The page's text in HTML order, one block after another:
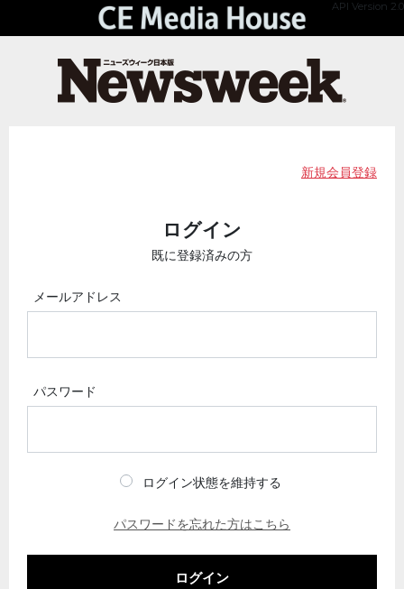
API Version 2.0
新規会員登録
ログイン
既に登録済みの方
メールアドレス
パスワード
ログイン状態を維持する
パスワードを忘れた方はこちら
ログイン